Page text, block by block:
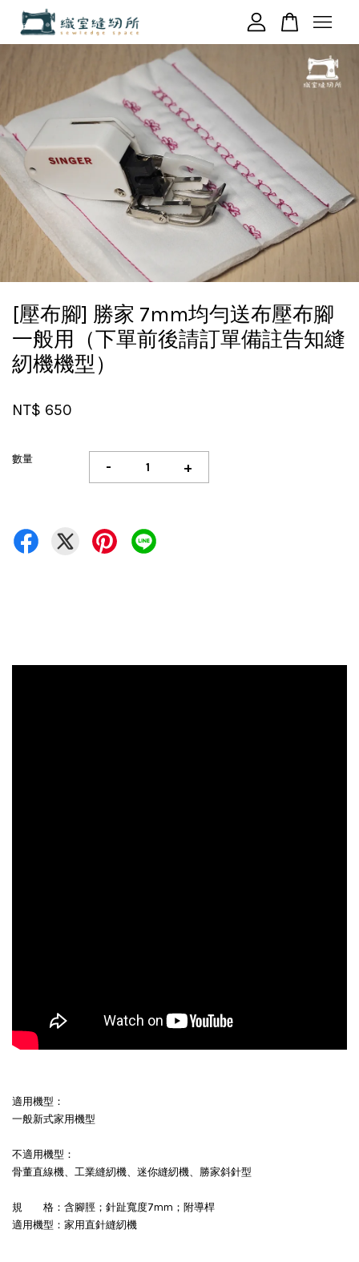
[壓布腳] 勝家 7mm均勻送布壓布腳
一般用（下單前後請訂單備註告知縫
紉機機型）
NT$ 650
數量 - +
適用機型：
一般新式家用機型
不適用機型：
骨董直線機、工業縫紉機、迷你縫紉機、勝家斜針型
規 格：含腳脛；針趾寬度7mm；附導桿
適用機型：家用直針縫紉機
您的購物車目前還是空的。
繼續購物